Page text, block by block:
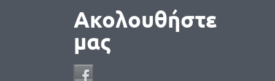
Ακολουθήστε
μας